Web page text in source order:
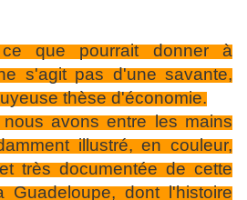
ce que pourrait donner à
s'agit pas d'une savante,
thèse d'économie.
avons entre les mains
illustré, en couleur,
très documentée de cette
Guadeloupe, dont l'histoire